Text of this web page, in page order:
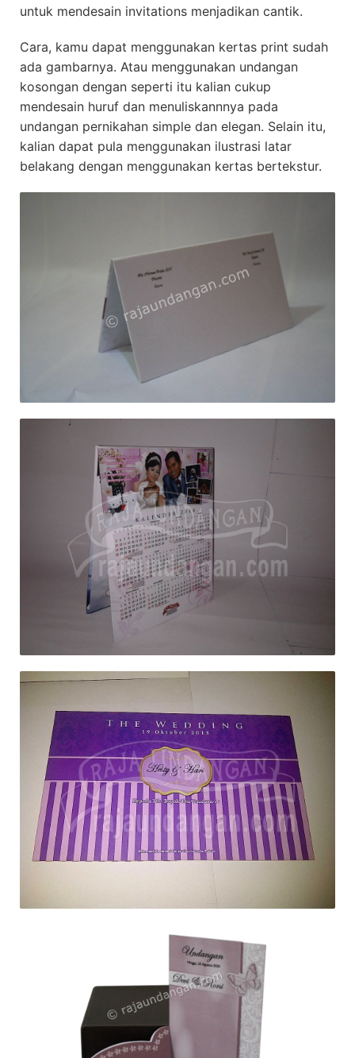
untuk mendesain invitations menjadikan cantik.
Cara, kamu dapat menggunakan kertas print sudah
ada gambarnya. Atau menggunakan undangan
kosongan dengan seperti itu kalian cukup
mendesain huruf dan menuliskannnya pada
undangan pernikahan simple dan elegan. Selain itu,
kalian dapat pula menggunakan ilustrasi latar
belakang dengan menggunakan kertas bertekstur.